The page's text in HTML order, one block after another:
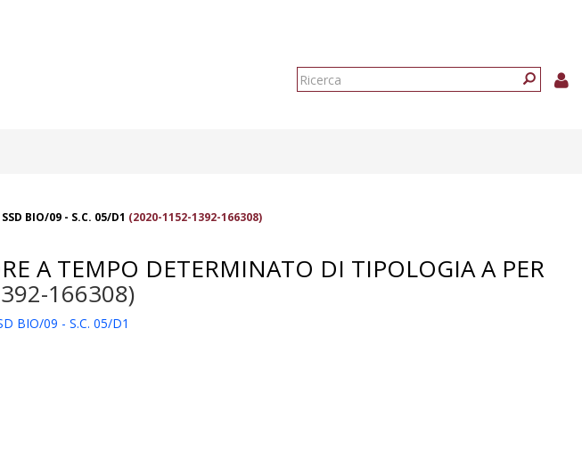
Form
BIO/09 - S.C. 05/D1 (2020-1152-1392-166308)
A TEMPO DETERMINATO DI TIPOLOGIA A PER
166308)
BIO/09 - S.C. 05/D1